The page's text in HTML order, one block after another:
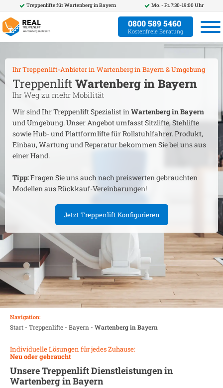
Treppenlifte fürWartenberg in Bayern Mo. - Fr. 7:30-19:00 Uhr
0800 589 5460
Kostenfreie Beratung
Ihr Treppenlift-Anbieter in Wartenberg in Bayern & Umgebung
Treppenlift Wartenberg in Bayern
Ihr Weg zu mehr Mobilität
Wir sind Ihr Treppenlift Spezialist inWartenberg in Bayern
und Umgebung. Unser Angebot umfasst Sitzlifte, Stehlifte
sowie Hub- und Plattformlifte für Rollstuhlfahrer. Produkt,
Einbau, Wartung und Reparatur bekommen Sie bei uns aus
einer Hand.
Tipp:Fragen Sie uns auch nach preiswerten gebrauchten
Modellen aus Rückkauf-Vereinbarungen!
Jetzt Treppenlift Konfigurieren
Navigation:
Start- Treppenlifte- Bayern - Wartenberg in Bayern
Individuelle Lösungen für jedes Zuhause:
Neu oder gebraucht
Unsere Treppenlift Dienstleistungen in
Wartenberg in Bayern